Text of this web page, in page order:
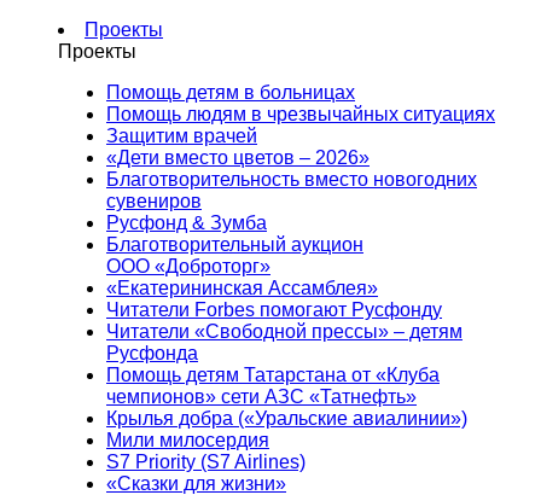
Проекты
Проекты
Помощь детям в больницах
Помощь людям в чрезвычайных ситуациях
Защитим врачей
«Дети вместо цветов – 2026»
Благотворительность вместо новогодних
сувениров
Русфонд & Зумба
Благотворительный аукцион
ООО «Доброторг»
«Екатерининская Ассамблея»
Читатели Forbes помогают Русфонду
Читатели «Свободной прессы» – детям
Русфонда
Помощь детям Татарстана от «Клуба
чемпионов» сети АЗС «Татнефть»
Крылья добра («Уральские авиалинии»)
Мили милосердия
S7 Priority (S7 Airlines)
«Сказки для жизни»